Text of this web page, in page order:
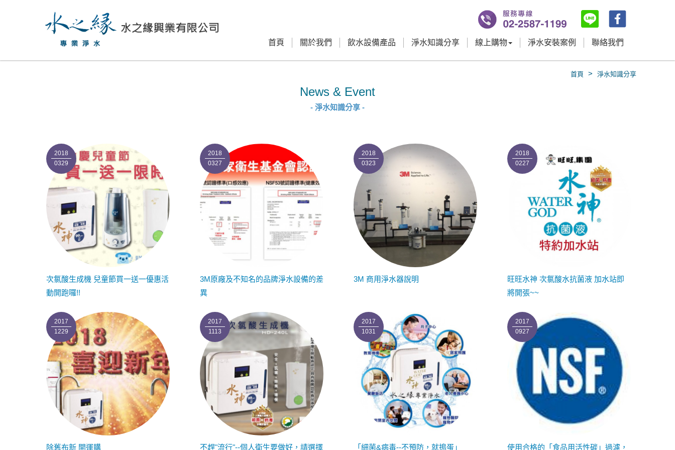
首頁 關於我們 飲水設備產品 淨水知識分享 線上購物 淨水安裝案例 聯絡我們
首頁 > 淨水知識分享
News & Event
- 淨水知識分享 -
2018
0329
次氯酸生成機 兒童節買一送一優惠活
動開跑囉!!
2018
0327
3M原廠及不知名的品牌淨水設備的差
異
2018
0323
3M 商用淨水器說明
2018
0227
旺旺水神 次氯酸水抗菌液 加水站即
將開張~~
2017
1229
除舊布新 開運購
2017
1113
不趕"流行"--個人衛生要做好，請選擇
2017
1031
「細菌&病毒--不預防，就搗蛋」
2017
0927
使用合格的「食品用活性碳」過濾，